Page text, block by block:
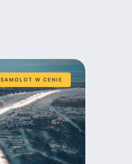
SAMOLOT W CENIE